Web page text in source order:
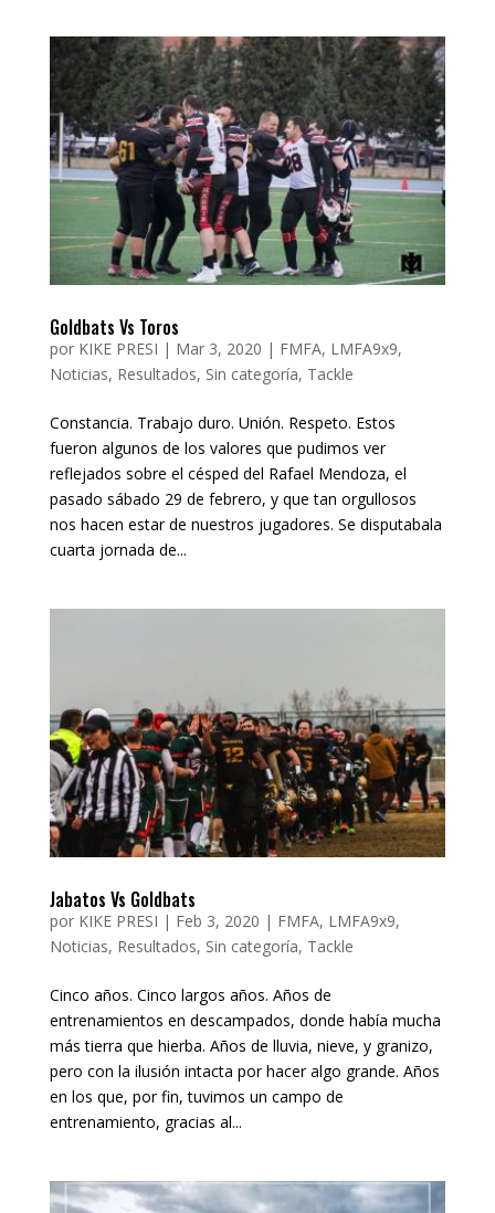
Goldbats Vs Toros
por KIKE PRESI | Mar 3, 2020 | FMFA, LMFA9x9,
Noticias, Resultados, Sin categoría, Tackle
Constancia. Trabajo duro. Unión. Respeto. Estos
fueron algunos de los valores que pudimos ver
reflejados sobre el césped del Rafael Mendoza, el
pasado sábado 29 de febrero, y que tan orgullosos
nos hacen estar de nuestros jugadores. Se disputabala
cuarta jornada de...
Jabatos Vs Goldbats
por KIKE PRESI | Feb 3, 2020 | FMFA, LMFA9x9,
Noticias, Resultados, Sin categoría, Tackle
Cinco años. Cinco largos años. Años de
entrenamientos en descampados, donde había mucha
más tierra que hierba. Años de lluvia, nieve, y granizo,
pero con la ilusión intacta por hacer algo grande. Años
en los que, por fin, tuvimos un campo de
entrenamiento, gracias al...